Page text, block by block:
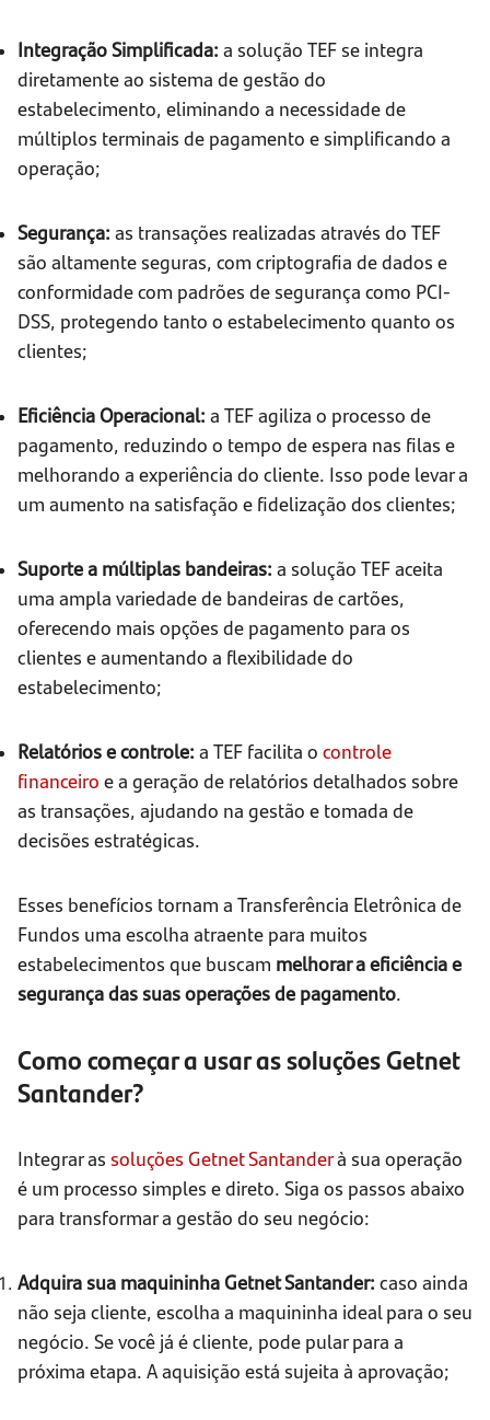
Integração Simplificada: a solução TEF se integra
diretamente ao sistema de gestão do
estabelecimento, eliminando a necessidade de
múltiplos terminais de pagamento e simplificando a
operação;
Segurança: as transações realizadas através do TEF
são altamente seguras, com criptografia de dados e
conformidade com padrões de segurança como PCI-
DSS, protegendo tanto o estabelecimento quanto os
clientes;
Eficiência Operacional: a TEF agiliza o processo de
pagamento, reduzindo o tempo de espera nas filas e
melhorando a experiência do cliente. Isso pode levar a
um aumento na satisfação e fidelização dos clientes;
Suporte a múltiplas bandeiras: a solução TEF aceita
uma ampla variedade de bandeiras de cartões,
oferecendo mais opções de pagamento para os
clientes e aumentando a flexibilidade do
estabelecimento;
Relatórios e controle: a TEF facilita o controle
financeiro e a geração de relatórios detalhados sobre
as transações, ajudando na gestão e tomada de
decisões estratégicas.
Esses benefícios tornam a Transferência Eletrônica de
Fundos uma escolha atraente para muitos
estabelecimentos que buscam melhorar a eficiência e
segurança das suas operações de pagamento.
Como começar a usar as soluções Getnet
Santander?
Integrar as soluções Getnet Santanderà sua operação
é um processo simples e direto. Siga os passos abaixo
para transformar a gestão do seu negócio:
Adquira sua maquininha Getnet Santander: caso ainda
não seja cliente, escolha a maquininha ideal para o seu
negócio. Se você já é cliente, pode pular para a
próxima etapa. A aquisição está sujeita à aprovação;